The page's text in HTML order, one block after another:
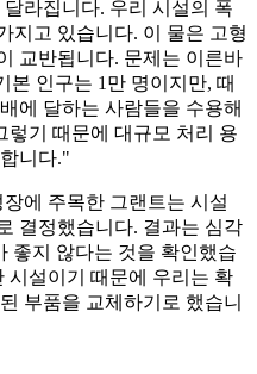
라집니다. 우리 시설의 폭
지고 있습니다. 이 물은 고형
교반됩니다. 문제는 이른바
본 인구는 1만 명이지만, 때
에 달하는 사람들을 수용해
렇기 때문에 대규모 처리 용
니다."
에 주목한 그랜트는 시설
결정했습니다. 결과는 심각
좋지 않다는 것을 확인했습
시설이기 때문에 우리는 확
부품을 교체하기로 했습니